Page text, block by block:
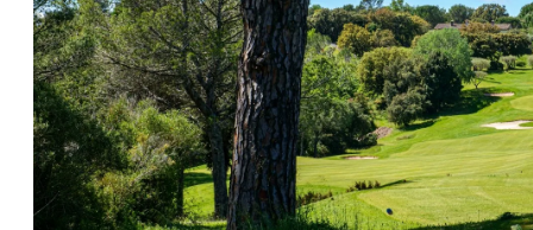
Accès et Contact
RÉSERVER VOTRE CHAMBRE
RÉSERVER VOTRE LOCATION
RÉSERVER VOTRE GREEN FEE
DÉCOUVRIR NOTRE BOUTIQUE